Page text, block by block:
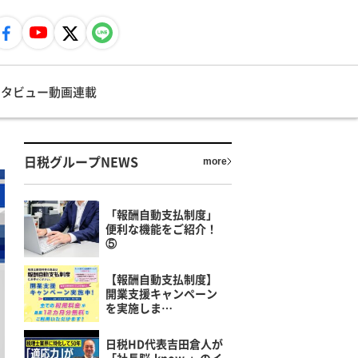
ビュー動画連載
日税グループNEWS more
「報酬自動支払制度」
便利な機能をご紹介！
⑤
【報酬自動支払制度】
開業支援キャンペーン
を実施しま…
日税HD代表吉田倉人が